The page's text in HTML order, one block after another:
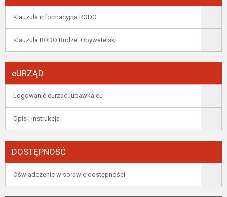
Klauzula informacyjna RODO
Klauzula RODO Budżet Obywatelski
eURZĄD
Logowanie eurzad.lubawka.eu
Opis i instrukcja
DOSTĘPNOŚĆ
Oświadczenie w sprawie dostępności